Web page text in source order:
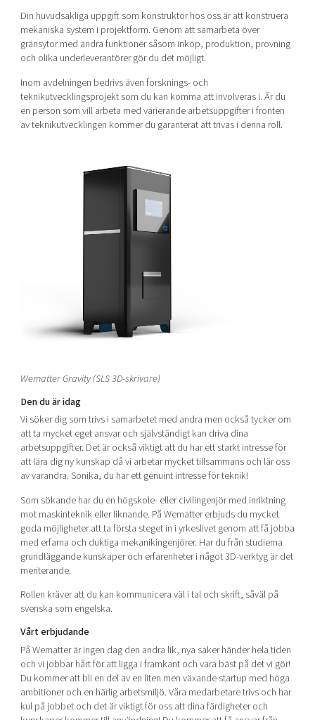
Din huvudsakliga uppgift som konstruktör hos oss är att konstruera
mekaniska system i projektform. Genom att samarbeta över
gränsytor med andra funktioner såsom inköp, produktion, provning
och olika underleverantörer gör du det möjligt.
Inom avdelningen bedrivs även forsknings- och
teknikutvecklingsprojekt som du kan komma att involveras i. Är du
en person som vill arbeta med varierande arbetsuppgifter i fronten
av teknikutvecklingen kommer du garanterat att trivas i denna roll.
Wematter Gravity (SLS 3D-skrivare)
Den du är idag
Vi söker dig som trivs i samarbetet med andra men också tycker om
att ta mycket eget ansvar och självständigt kan driva dina
arbetsuppgifter. Det är också viktigt att du har ett starkt intresse för
att lära dig ny kunskap då vi arbetar mycket tillsammans och lär oss
av varandra. Sonika, du har ett genuint intresse för teknik!
Som sökande har du en högskole- eller civilingenjör med inriktning
mot maskinteknik eller liknande. På Wematter erbjuds du mycket
goda möjligheter att ta första steget in i yrkeslivet genom att få jobba
med erfarna och duktiga mekanikingenjörer. Har du från studierna
grundläggande kunskaper och erfarenheter i något 3D-verktyg är det
meriterande.
Rollen kräver att du kan kommunicera väl i tal och skrift, såväl på
svenska som engelska.
Vårt erbjudande
På Wematter är ingen dag den andra lik, nya saker händer hela tiden
och vi jobbar hårt för att ligga i framkant och vara bäst på det vi gör!
Du kommer att bli en del av en liten men växande startup med höga
ambitioner och en härlig arbetsmiljö. Våra medarbetare trivs och har
kul på jobbet och det är viktigt för oss att dina färdigheter och